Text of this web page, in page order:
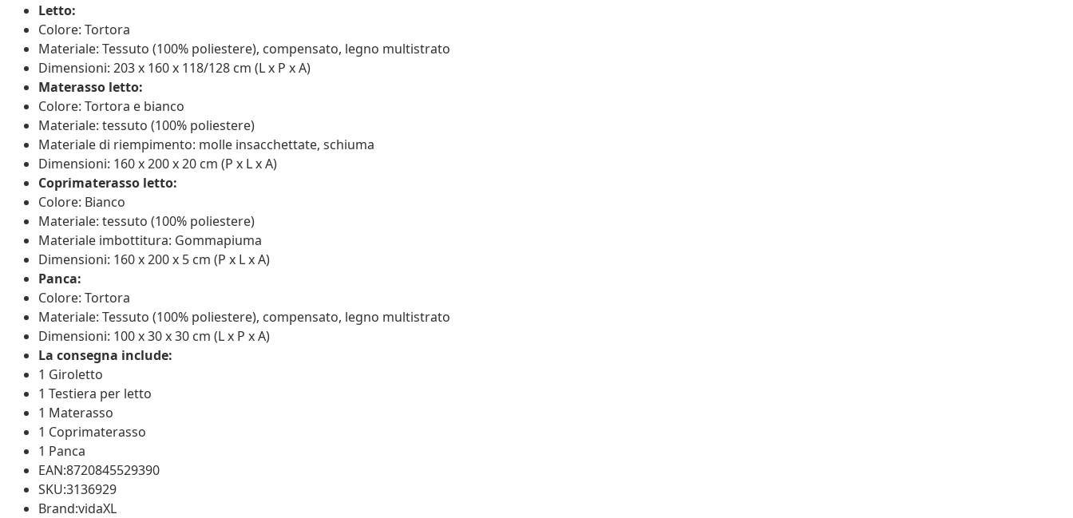
Letto:
Colore: Tortora
Materiale: Tessuto (100% poliestere), compensato, legno multistrato
Dimensioni: 203 x 160 x 118/128 cm (L x P x A)
Materasso letto:
Colore: Tortora e bianco
Materiale: tessuto (100% poliestere)
Materiale di riempimento: molle insacchettate, schiuma
Dimensioni: 160 x 200 x 20 cm (P x L x A)
Coprimaterasso letto:
Colore: Bianco
Materiale: tessuto (100% poliestere)
Materiale imbottitura: Gommapiuma
Dimensioni: 160 x 200 x 5 cm (P x L x A)
Panca:
Colore: Tortora
Materiale: Tessuto (100% poliestere), compensato, legno multistrato
Dimensioni: 100 x 30 x 30 cm (L x P x A)
La consegna include:
1 Giroletto
1 Testiera per letto
1 Materasso
1 Coprimaterasso
1 Panca
EAN:8720845529390
SKU:3136929
Brand:vidaXL